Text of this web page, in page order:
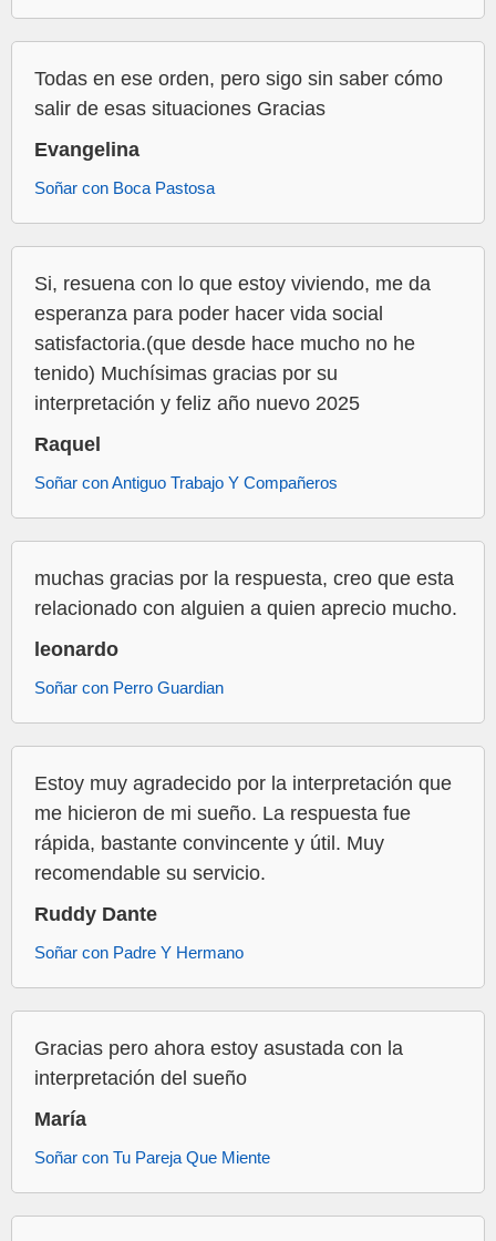
Todas en ese orden, pero sigo sin saber cómo
salir de esas situaciones Gracias
Evangelina
Soñar con Boca Pastosa
Si, resuena con lo que estoy viviendo, me da
esperanza para poder hacer vida social
satisfactoria.(que desde hace mucho no he
tenido) Muchísimas gracias por su
interpretación y feliz año nuevo 2025
Raquel
Soñar con Antiguo Trabajo Y Compañeros
muchas gracias por la respuesta, creo que esta
relacionado con alguien a quien aprecio mucho.
leonardo
Soñar con Perro Guardian
Estoy muy agradecido por la interpretación que
me hicieron de mi sueño. La respuesta fue
rápida, bastante convincente y útil. Muy
recomendable su servicio.
Ruddy Dante
Soñar con Padre Y Hermano
Gracias pero ahora estoy asustada con la
interpretación del sueño
María
Soñar con Tu Pareja Que Miente